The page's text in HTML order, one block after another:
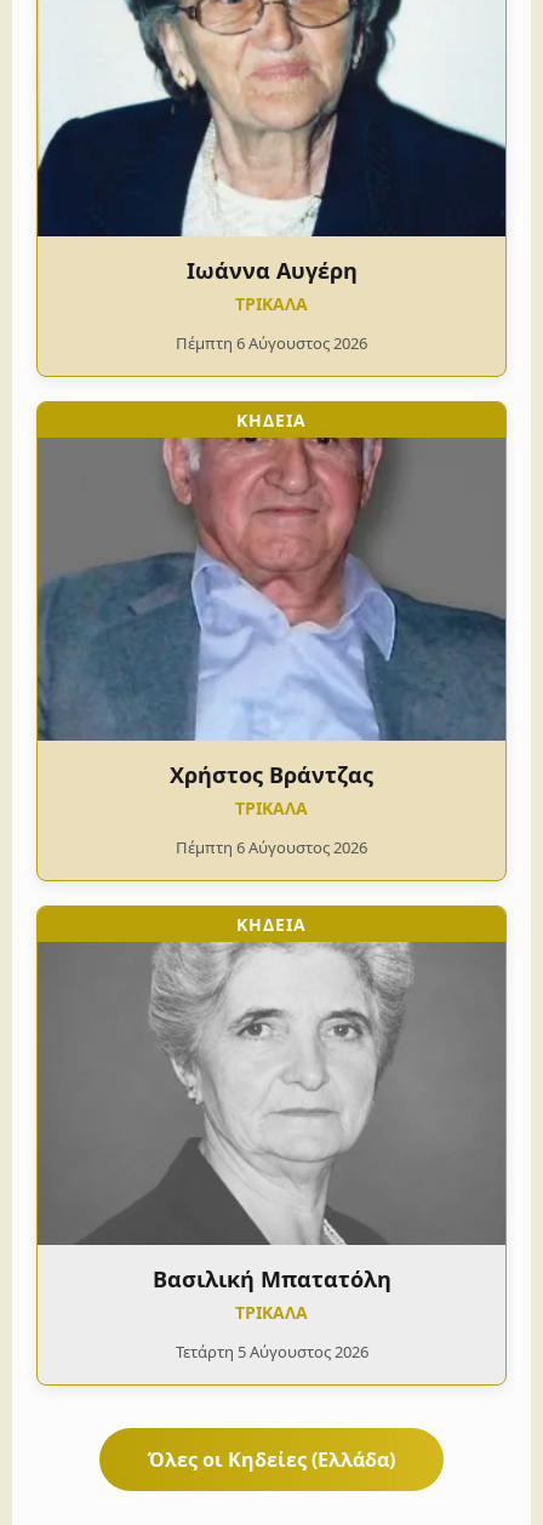
Ιωάννα Αυγέρη
ΤΡΙΚΑΛΑ
Πέμπτη 6 Αύγουστος 2026
ΚΗΔΕΙΑ
Χρήστος Βράντζας
ΤΡΙΚΑΛΑ
Πέμπτη 6 Αύγουστος 2026
ΚΗΔΕΙΑ
Βασιλική Μπατατόλη
ΤΡΙΚΑΛΑ
Τετάρτη 5 Αύγουστος 2026
Όλες οι Κηδείες (Ελλάδα)